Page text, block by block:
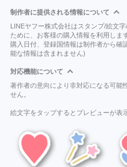
制作者に提供される情報について
LINEヤフー株式会社はスタンプ/絵文
ために、お客様の購入情報を利用しま
購入日付、登録国情報は制作者から確
能な情報は含まれません)
対応機能について
著作者の意向により非対応になる可能
せん。
絵文字をタップするとプレビューが表